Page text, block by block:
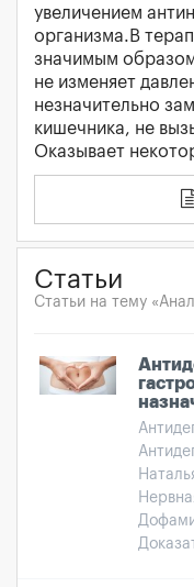
увеличением
организма.В
значимым
не изменяет
незначительно
кишечника, не
Оказывает
Статьи
Статьи на тему